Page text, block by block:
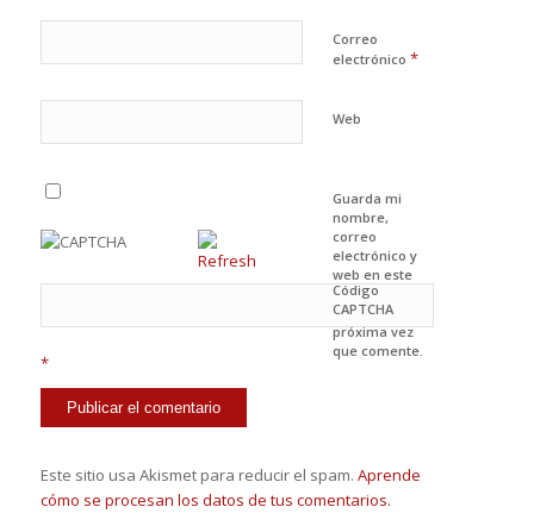
Correo
electrónico *
Web
Guarda mi
nombre,
correo
electrónico y
web en este
navegador
para la
próxima vez
que comente.
Código
CAPTCHA
*
Este sitio usa Akismet para reducir el spam. Aprende
cómo se procesan los datos de tus comentarios.